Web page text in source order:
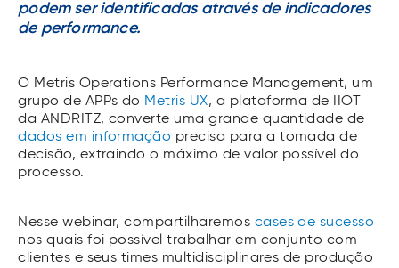
podem ser identificadas através de indicadores
de performance.
O Metris Operations Performance Management, um
grupo de APPs do Metris UX, a plataforma de IIOT
da ANDRITZ, converte uma grande quantidade de
dados em informação precisa para a tomada de
decisão, extraindo o máximo de valor possível do
processo.
Nesse webinar, compartilharemos cases de sucesso
nos quais foi possível trabalhar em conjunto com
clientes e seus times multidisciplinares de produção